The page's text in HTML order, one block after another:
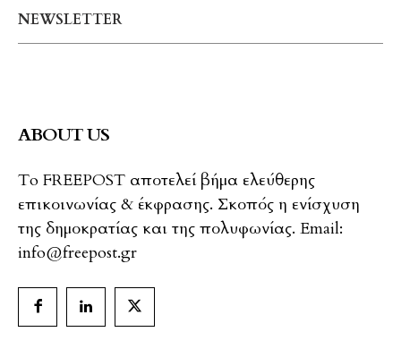
NEWSLETTER
ABOUT US
To FREEPOST αποτελεί βήμα ελεύθερης
επικοινωνίας & έκφρασης. Σκοπός η ενίσχυση
της δημοκρατίας και της πολυφωνίας. Email:
info@freepost.gr